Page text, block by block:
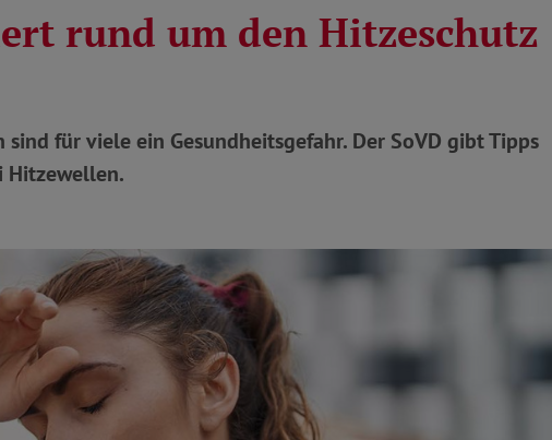
rund um den Hitzeschutz
für viele ein Gesundheitsgefahr. Der SoVD gibt Tipps
Hitzewellen.